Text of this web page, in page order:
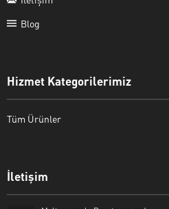
Blog
Hizmet Kategorilerimiz
Tüm Ürünler
İletişim